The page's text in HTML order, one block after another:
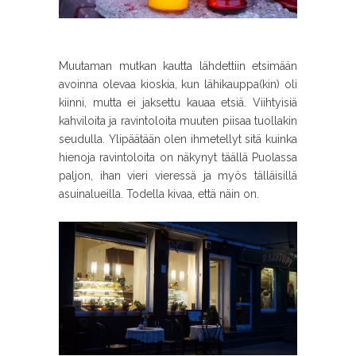
Muutaman mutkan kautta lähdettiin etsimään
avoinna olevaa kioskia, kun lähikauppa(kin) oli
kiinni, mutta ei jaksettu kauaa etsiä. Viihtyisiä
kahviloita ja ravintoloita muuten piisaa tuollakin
seudulla. Ylipäätään olen ihmetellyt sitä kuinka
hienoja ravintoloita on näkynyt täällä Puolassa
paljon, ihan vieri vieressä ja myös tälläisillä
asuinalueilla. Todella kivaa, että näin on.